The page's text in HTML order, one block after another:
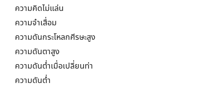
ความคิดไม่แล่น
ความจำเสื่อม
ความดันกระโหลกศีรษะสูง
ความดันตาสูง
ความดันต่ำเมื่อเปลี่ยนท่า
ความดันต่ำ